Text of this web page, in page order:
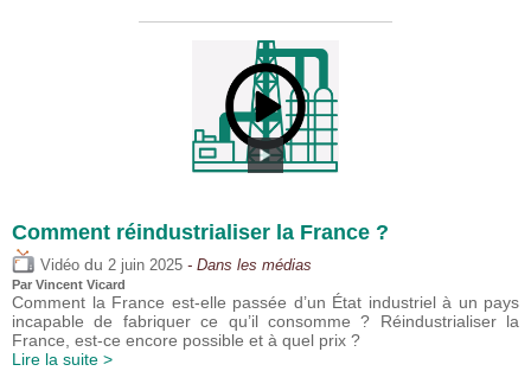
Comment réindustrialiser la France ?
Vidéo du 2 juin 2025 - Dans les médias
Par Vincent Vicard
Comment la France est-elle passée d’un État industriel à un pays
incapable de fabriquer ce qu’il consomme ? Réindustrialiser la
France, est-ce encore possible et à quel prix ?
Lire la suite >